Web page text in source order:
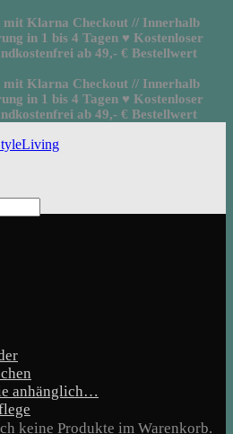
mit Klarna Checkout // Innerhalb
in 1 bis 4 Tagen ♥ Kostenloser
ab 49,- € Bestellwert
mit Klarna Checkout // Innerhalb
in 1 bis 4 Tagen ♥ Kostenloser
ab 49,- € Bestellwert
keine Produkte im Warenkorb.
anhänglich…